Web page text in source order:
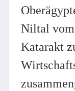
Niltal vom
Katarakt